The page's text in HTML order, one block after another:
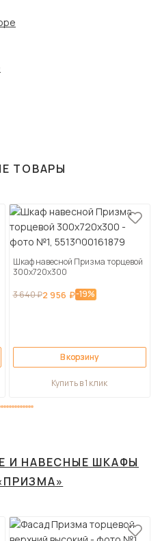
ТОВАРЫ
Шкаф навесной Призма торцевой
300х720х300
3 640 ₽2 956 ₽-19%
В корзину
Купить в 1 клик
И НАВЕСНЫЕ ШКАФЫ